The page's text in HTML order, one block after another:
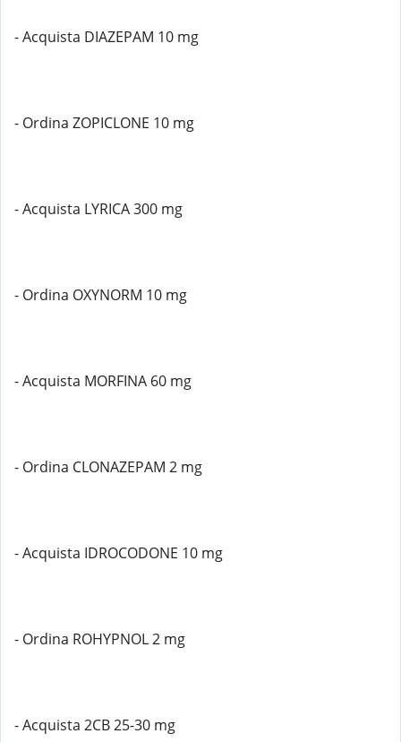
- Acquista DIAZEPAM 10 mg
- Ordina ZOPICLONE 10 mg
- Acquista LYRICA 300 mg
- Ordina OXYNORM 10 mg
- Acquista MORFINA 60 mg
- Ordina CLONAZEPAM 2 mg
- Acquista IDROCODONE 10 mg
- Ordina ROHYPNOL 2 mg
- Acquista 2CB 25-30 mg